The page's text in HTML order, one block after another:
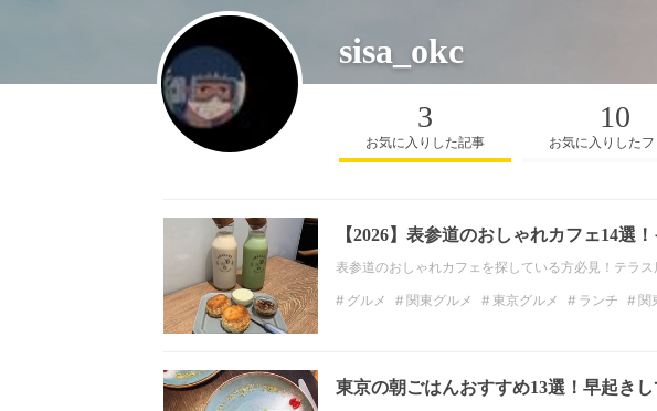
sisa_okc
3
お気に入りした記事
10
お気に入りしたフ
【2026】表参道のおしゃれカフェ14選
表参道のおしゃれカフェを探している方必見！テラ
グルメ 関東グルメ 東京グルメ ランチ 関
東京の朝ごはんおすすめ13選！早起き